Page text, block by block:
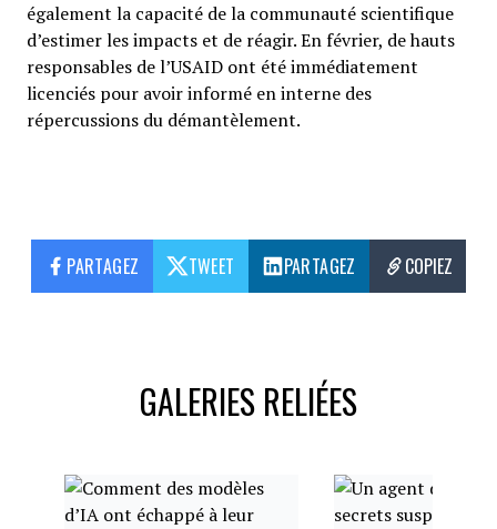
également la capacité de la communauté scientifique
d’estimer les impacts et de réagir. En février, de hauts
responsables de l’USAID ont été immédiatement
licenciés pour avoir informé en interne des
répercussions du démantèlement.
PARTAGEZ TWEET PARTAGEZ COPIEZ
GALERIES RELIÉES